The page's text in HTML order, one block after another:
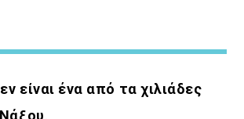
είναι ένα από τα χιλιάδες
.